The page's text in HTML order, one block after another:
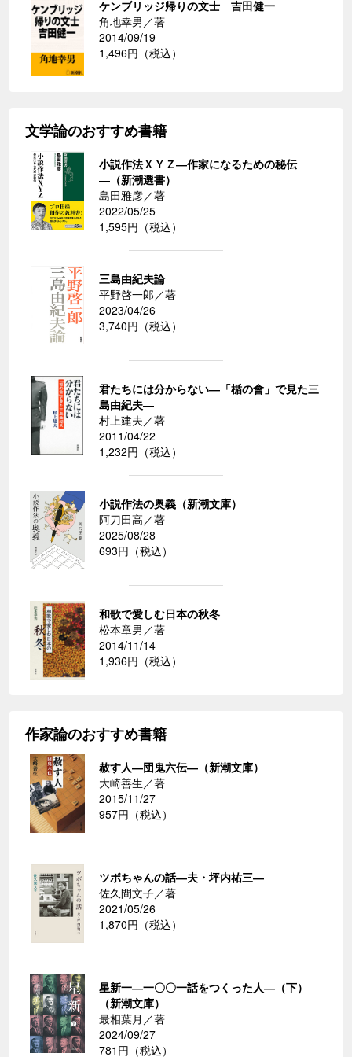
ケンブリッジ帰りの文士 吉田健一
角地幸男／著
2014/09/19
1,496円（税込）
文学論のおすすめ書籍
小説作法ＸＹＺ―作家になるための秘伝
―（新潮選書）
島田雅彦／著
2022/05/25
1,595円（税込）
三島由紀夫論
平野啓一郎／著
2023/04/26
3,740円（税込）
君たちには分からない―「楯の會」で見た三
島由紀夫―
村上建夫／著
2011/04/22
1,232円（税込）
小説作法の奥義（新潮文庫）
阿刀田高／著
2025/08/28
693円（税込）
和歌で愛しむ日本の秋冬
松本章男／著
2014/11/14
1,936円（税込）
作家論のおすすめ書籍
赦す人―団鬼六伝―（新潮文庫）
大崎善生／著
2015/11/27
957円（税込）
ツボちゃんの話―夫・坪内祐三―
佐久間文子／著
2021/05/26
1,870円（税込）
星新一―一〇〇一話をつくった人―（下）
（新潮文庫）
最相葉月／著
2024/09/27
781円（税込）